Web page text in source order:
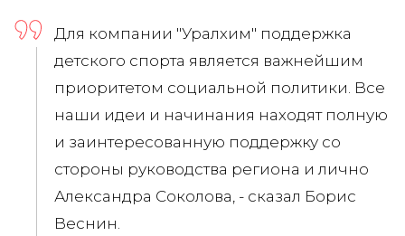
Для компании "Уралхим" поддержка
детского спорта является важнейшим
приоритетом социальной политики. Все
наши идеи и начинания находят полную
и заинтересованную поддержку со
стороны руководства региона и лично
Александра Соколова, - сказал Борис
Веснин